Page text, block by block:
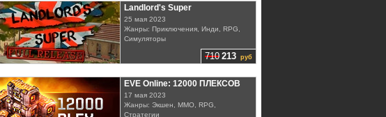
710 213 руб
Landlord's Super
25 мая 2023
Жанры: Приключения, Инди, RPG,
Симуляторы
EVE Online: 12000 ПЛЕКСОВ
17 мая 2023
Жанры: Экшен, MMO, RPG,
Стратегии